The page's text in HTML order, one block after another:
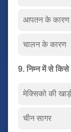
आपतन के कारण
चालन के कारण
9. निम्न में से
मेक्सिको की
चीन सागर